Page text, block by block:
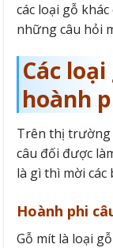
các loại gỗ
những câu hỏi
Các
hoành
Trên thị trường
câu đối được
là gì thì mời các
Hoành phi
Gỗ mít là loại